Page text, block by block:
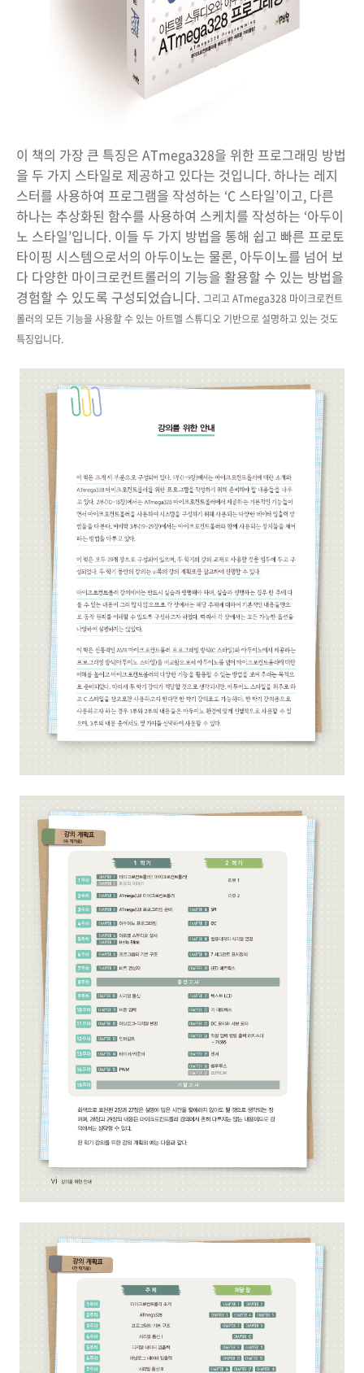
이 책의 가장 큰 특징은 ATmega328을 위한 프로그래밍 방법
을 두 가지 스타일로 제공하고 있다는 것입니다. 하나는 레지
스터를 사용하여 프로그램을 작성하는 ‘C 스타일’이고, 다른
하나는 추상화된 함수를 사용하여 스케치를 작성하는 ‘아두이
노 스타일’입니다. 이들 두 가지 방법을 통해 쉽고 빠른 프로토
타이핑 시스템으로서의 아두이노는 물론, 아두이노를 넘어 보
다 다양한 마이크로컨트롤러의 기능을 활용할 수 있는 방법을
경험할 수 있도록 구성되었습니다. 그리고 ATmega328 마이크로컨트
롤러의 모든 기능을 사용할 수 있는 아트멜 스튜디오 기반으로 설명하고 있는 것도
특징입니다.